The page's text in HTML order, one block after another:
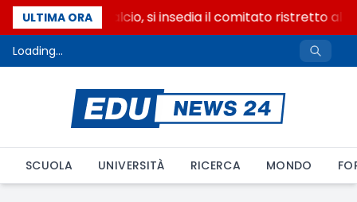
ULTIMA ORA
Riforma del calcio, si insedia il comitato ristretto al
Loading...
SCUOLA UNIVERSITÀ RICERCA MONDO